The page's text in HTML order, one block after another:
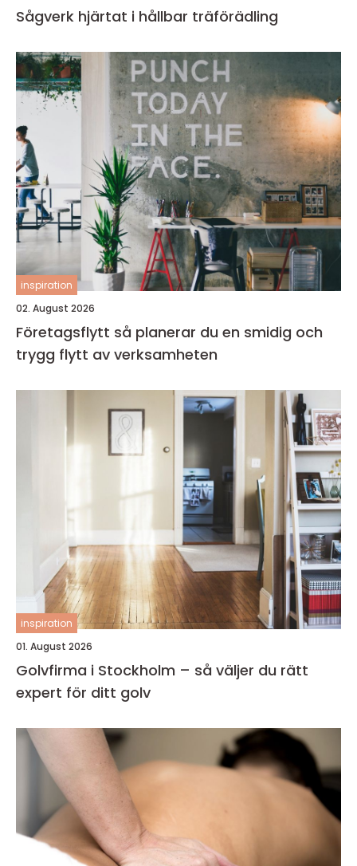
Sågverk hjärtat i hållbar träförädling
inspiration
02. August 2026
Företagsflytt så planerar du en smidig och
trygg flytt av verksamheten
inspiration
01. August 2026
Golvfirma i Stockholm – så väljer du rätt
expert för ditt golv